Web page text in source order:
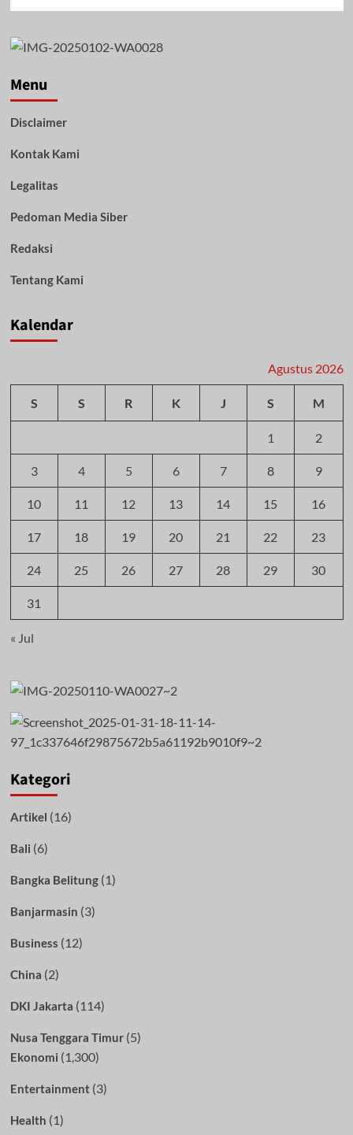
Kalsel
Tinggi
Dalam
Anggaran
Menu
Disclaimer
Kontak Kami
Legalitas
Pedoman Media Siber
Redaksi
Tentang Kami
Kalendar
Agustus 2026
S S R K J S M
1 2
3 4 5 6 7 8 9
10 11 12 13 14 15 16
17 18 19 20 21 22 23
24 25 26 27 28 29 30
31
« Jul
Kategori
Artikel (16)
Bali (6)
Bangka Belitung(1)
Banjarmasin (3)
Business (12)
China (2)
DKI Jakarta (114)
Nusa Tenggara Timur(5)
Ekonomi (1,300)
Entertainment(3)
Health (1)